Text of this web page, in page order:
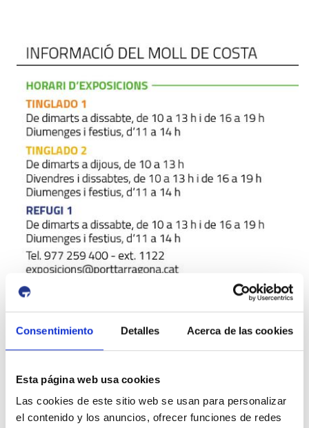
Consentimiento Detalles Acerca de las cookies
Esta página web usa cookies
Las cookies de este sitio web se usan para personalizar
el contenido y los anuncios, ofrecer funciones de redes